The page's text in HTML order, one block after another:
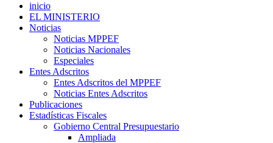
inicio
EL MINISTERIO
Noticias
Noticias MPPEF
Noticias Nacionales
Especiales
Entes Adscritos
Entes Adscritos del MPPEF
Noticias Entes Adscritos
Publicaciones
Estadísticas Fiscales
Gobierno Central Presupuestario
Ampliada